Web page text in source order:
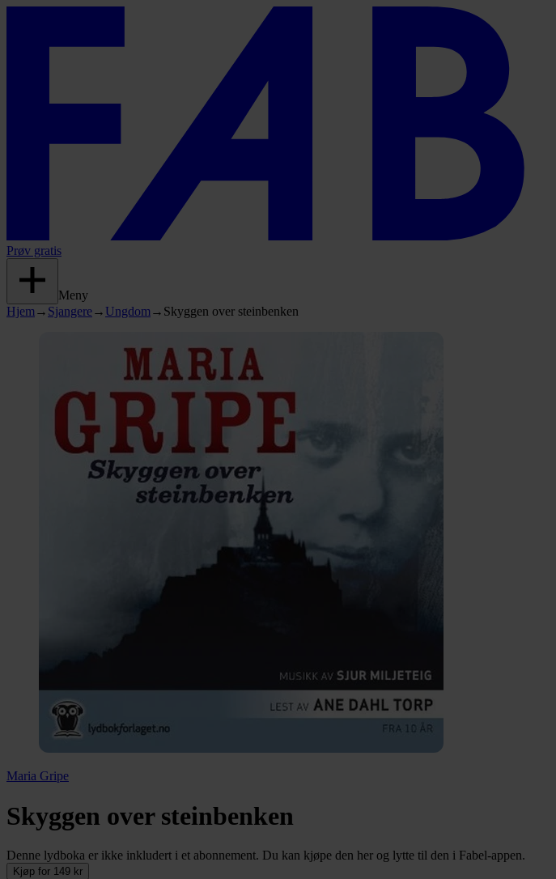
Prøv gratis
Meny
Hjem → Sjangere→ Ungdom → Skyggen over steinbenken
Maria Gripe
Skyggen over steinbenken
Denne lydboka er ikke inkludert i et abonnement. Du kan kjøpe den her og lytte til den i Fabel-appen.
Kjøp for 149 kr